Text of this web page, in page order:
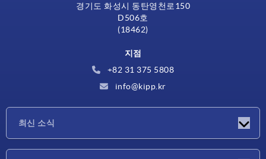
경기도 화성시 동탄영천로150
D506호
(18462)
지점
+82 31 375 5808
info@kipp.kr
최신 소식